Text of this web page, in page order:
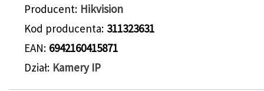
Producent Hikvision
Kod producenta 311323631
EAN 6942160415871
Dział Kamery IP